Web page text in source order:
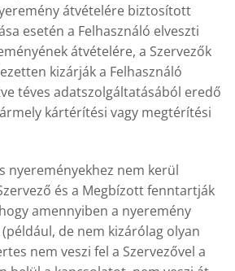
átvételére biztosított
esetén a Felhasználó elveszti
átvételére, a Szervezők
kizárják a Felhasználó
téves adatszolgáltatásából eredő
kártérítési vagy megtérítési
nyereményekhez nem kerül
és a Megbízott fenntartják
amennyiben a nyeremény
de nem kizárólag olyan
nem veszi fel a Szervezővel a